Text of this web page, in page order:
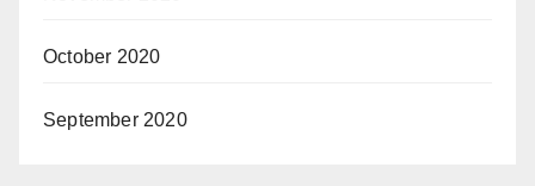
October 2020
September 2020